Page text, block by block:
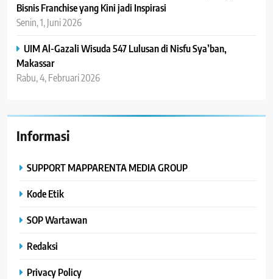
Bisnis Franchise yang Kini jadi Inspirasi
Senin, 1, Juni 2026
UIM Al-Gazali Wisuda 547 Lulusan di Nisfu Sya’ban,
Makassar
Rabu, 4, Februari 2026
Informasi
SUPPORT MAPPARENTA MEDIA GROUP
Kode Etik
SOP Wartawan
Redaksi
Privacy Policy